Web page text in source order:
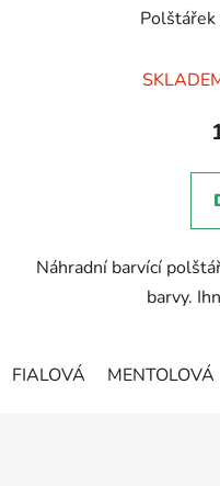
Náhradní barvící
barvy.
FIALOVÁ MENTOLOVÁ